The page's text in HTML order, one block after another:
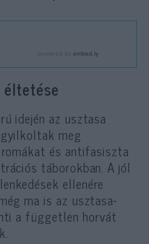
idején az usztasa
meg
és antifasiszta
táborokban. A jól
ellenére
ma is az usztasa-
a független horvát